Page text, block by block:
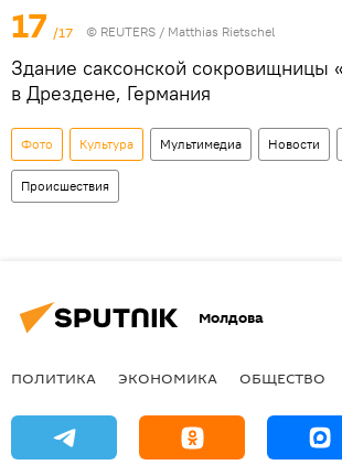
17 /17 © REUTERS / Matthias Rietschel
Здание саксонской сокровищницы
в Дрездене, Германия
Фото Культура Мультимедиа Новости
Происшествия
Молдова
ПОЛИТИКА ЭКОНОМИКА ОБЩЕСТВО